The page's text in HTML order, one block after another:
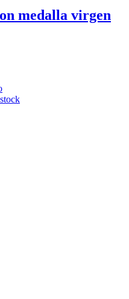
medalla virgen